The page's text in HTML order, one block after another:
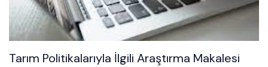
Tarım Politikalarıyla İlgili Araştırma Makalesi